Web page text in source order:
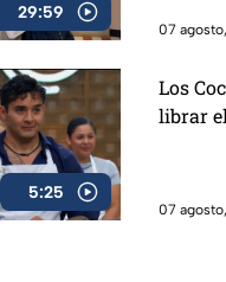
29:59
07
5:25
Los
librar
07